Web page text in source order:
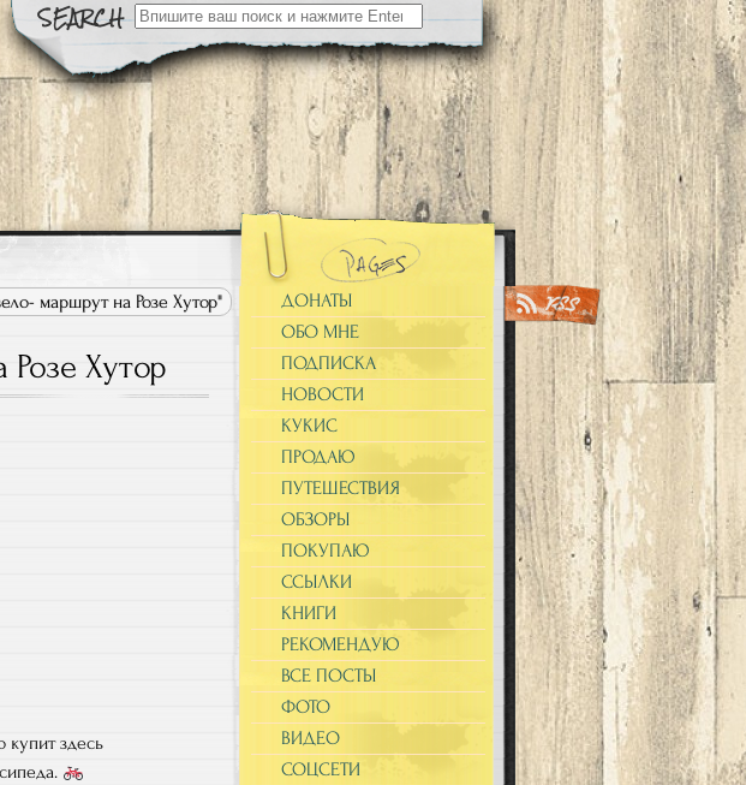
Искать:
маршрут на Розе Хутор"
Хутор
купит здесь
ДОНАТЫ
ОБО МНЕ
ПОДПИСКА
НОВОСТИ
КУКИС
ПРОДАЮ
ПУТЕШЕСТВИЯ
ОБЗОРЫ
ПОКУПАЮ
ССЫЛКИ
КНИГИ
РЕКОМЕНДУЮ
ВСЕ ПОСТЫ
ФОТО
ВИДЕО
СОЦСЕТИ